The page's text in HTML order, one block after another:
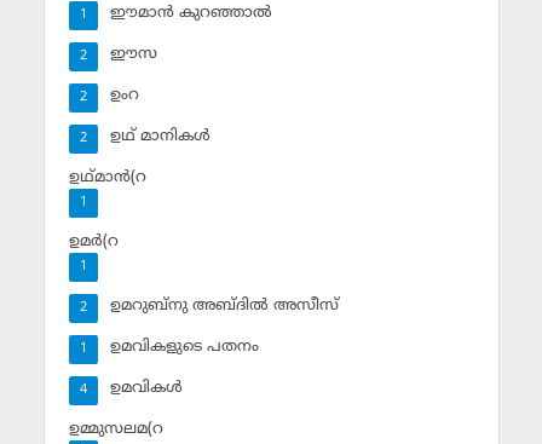
ഈമാന്‍ കുറഞ്ഞാല്‍
1
ഈസ
2
ഉംറ
2
ഉഥ് മാനികള്‍
2
ഉഥ്മാന്‍(റ
1
ഉമര്‍(റ
1
ഉമറുബ്‌നു അബ്ദില്‍ അസീസ്‌
2
ഉമവികളുടെ പതനം
1
ഉമവികള്‍
4
ഉമ്മുസലമ(റ